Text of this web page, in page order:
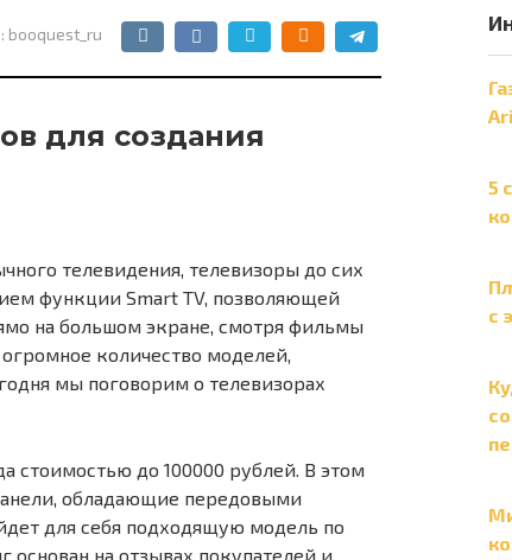
booquest_ru
для создания
телевидения, телевизоры до сих
функции Smart TV, позволяющей
на большом экране, смотря фильмы
количество моделей,
мы поговорим о телевизорах
стоимостью до 100000 рублей. В этом
обладающие передовыми
для себя подходящую модель по
на отзывах покупателей и
5
с